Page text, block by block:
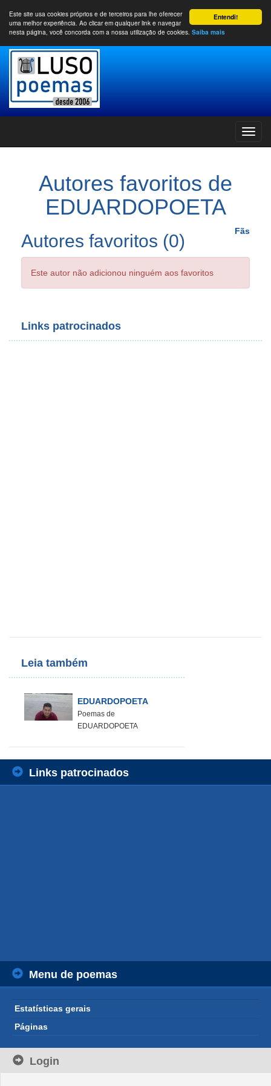
Entendi!
Este site usa cookies próprios e de terceiros para lhe oferecer
uma melhor experiência. Ao clicar em qualquer link e navegar
nesta página, você concorda com a nossa utilização de cookies. Saiba mais
Autores favoritos de
EDUARDOPOETA
Fãs
Autores favoritos (0)
Este autor não adicionou ninguém aos favoritos
Links patrocinados
Leia também
EDUARDOPOETA
Poemas de
EDUARDOPOETA
Links patrocinados
Menu de poemas
Estatísticas gerais
Páginas
Login